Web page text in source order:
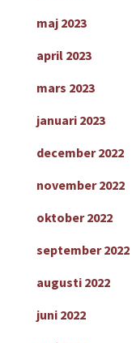
maj 2023
april 2023
mars 2023
januari 2023
december 2022
november 2022
oktober 2022
september 2022
augusti 2022
juni 2022